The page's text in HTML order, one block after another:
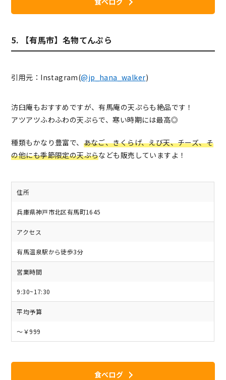
5. 【有馬市】名物てんぷら
引用元：Instagram(@jp_hana_walker)
汸臼庵もおすすめですが、有馬庵の天ぷらも絶品です！
アツアツふわふわの天ぷらで、寒い時期には最高◎
種類もかなり豊富で、 あなご、きくらげ、えび天、チーズ、そ
の他にも季節限定の天ぷらなども販売していますよ！
住所
兵庫県神戸市北区有馬町1645
アクセス
有馬温泉駅から徒歩3分
営業時間
9:30~17:30
平均予算
～￥999
食べログ